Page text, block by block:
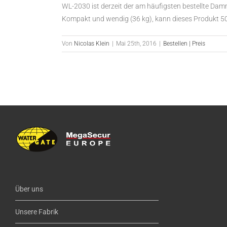
WL-2030 ist derzeit der am häufigsten bestellte
Kompakt und wendig (36 kg), kann dieses Produkt
Von Nicolas Klein Mai 25th, 2016 Bestellen | Preis
Über uns
Unsere Fabrik